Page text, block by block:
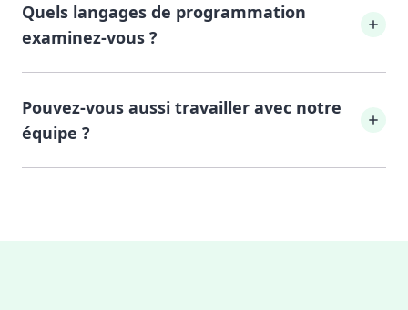
seule au repository. En option, l'accès au
pipeline CI/CD et à la documentation est
Quels langages de programmation
examinez-vous ?
TypeScript/JavaScript, React et Node.js. Pour
d'autres langages, contactez-nous.
Pouvez-vous aussi travailler avec notre
équipe ?